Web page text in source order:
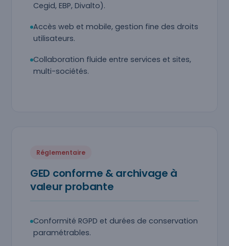
Cegid, EBP, Divalto).
Accès web et mobile, gestion fine des droits
utilisateurs.
Collaboration fluide entre services et sites,
multi-sociétés.
Réglementaire
GED conforme & archivage à
valeur probante
Conformité RGPD et durées de conservation
paramétrables.